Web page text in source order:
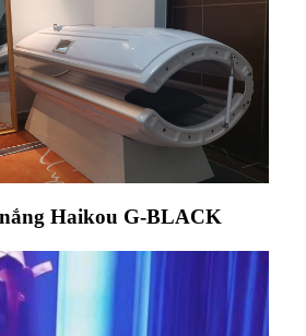
Haikou G-BLACK